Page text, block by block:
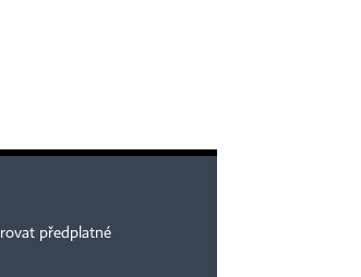
předplatné